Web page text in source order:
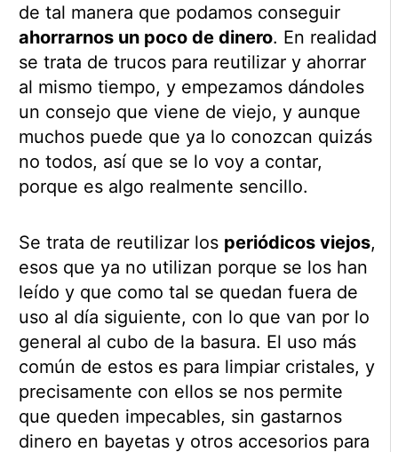
de tal manera que podamos conseguir
ahorrarnos un poco de dinero. En realidad
se trata de trucos para reutilizar y ahorrar
al mismo tiempo, y empezamos dándoles
un consejo que viene de viejo, y aunque
muchos puede que ya lo conozcan quizás
no todos, así que se lo voy a contar,
porque es algo realmente sencillo.
Se trata de reutilizar los periódicos viejos,
esos que ya no utilizan porque se los han
leído y que como tal se quedan fuera de
uso al día siguiente, con lo que van por lo
general al cubo de la basura. El uso más
común de estos es para limpiar cristales, y
precisamente con ellos se nos permite
que queden impecables, sin gastarnos
dinero en bayetas y otros accesorios para